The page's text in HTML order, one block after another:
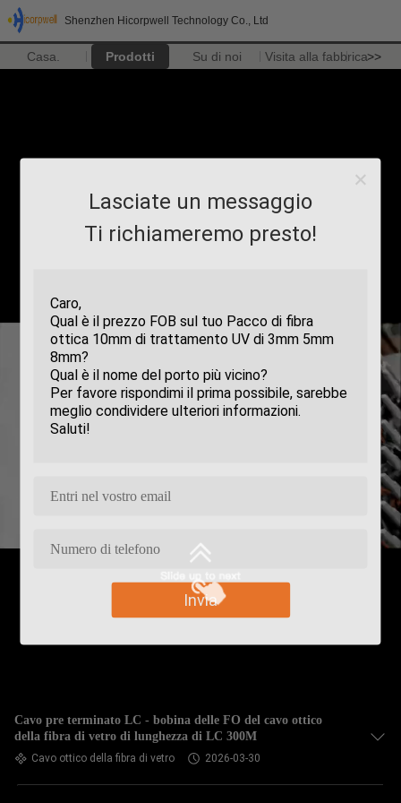
Shenzhen Hicorpwell Technology Co., Ltd
Casa. Prodotti Su di noi Visita alla fabbrica>>
Lasciate un messaggio
Ti richiameremo presto!
Invia
Cavo pre terminato LC - bobina delle FO del cavo ottico
della fibra di vetro di lunghezza di LC 300M
Cavo ottico della fibra di vetro 2026-03-30